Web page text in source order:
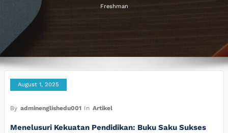
Freshman
August 1, 2025
By adminenglishedu001 In Artikel
Menelusuri Kekuatan Pendidikan: Buku Saku Sukses